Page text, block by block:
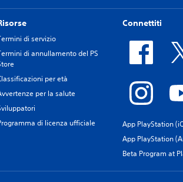
di servizio
di annullamento del PS
per età
per la salute
di licenza ufficiale
Connettiti
App PlayStation
App PlayStation
Beta Program at